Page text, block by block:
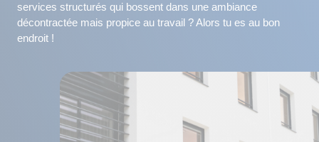
services structurés qui bossent dans une ambiance
décontractée mais propice au travail ? Alors tu es au bon
endroit !